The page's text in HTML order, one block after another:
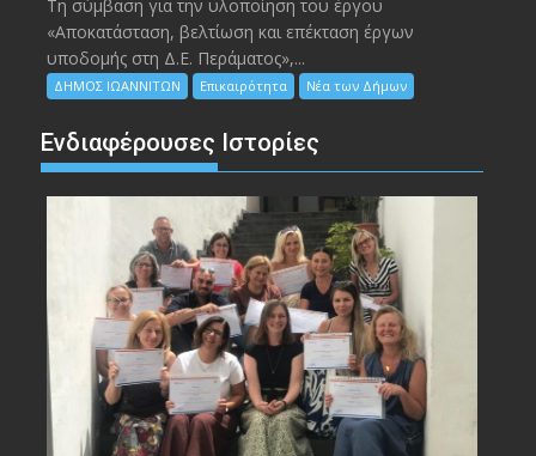
Τη σύμβαση για την υλοποίηση του έργου
«Αποκατάσταση, βελτίωση και επέκταση έργων
υποδομής στη Δ.Ε. Περάματος»,...
ΔΗΜΟΣ ΙΩΑΝΝΙΤΩΝ Επικαιρότητα Νέα των Δήμων
Ενδιαφέρουσες Ιστορίες